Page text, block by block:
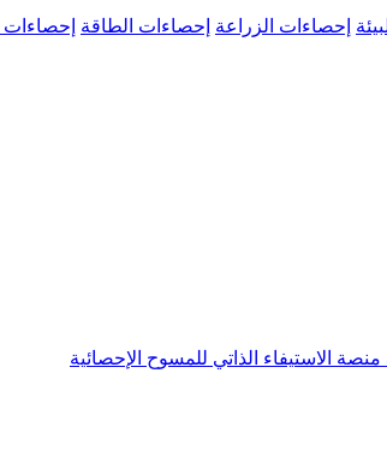
إحصاءات الزراعة إحصاءات الطاقة إحصاءات
منصة الاستيفاء الذاتي للمسوح الإحصائية